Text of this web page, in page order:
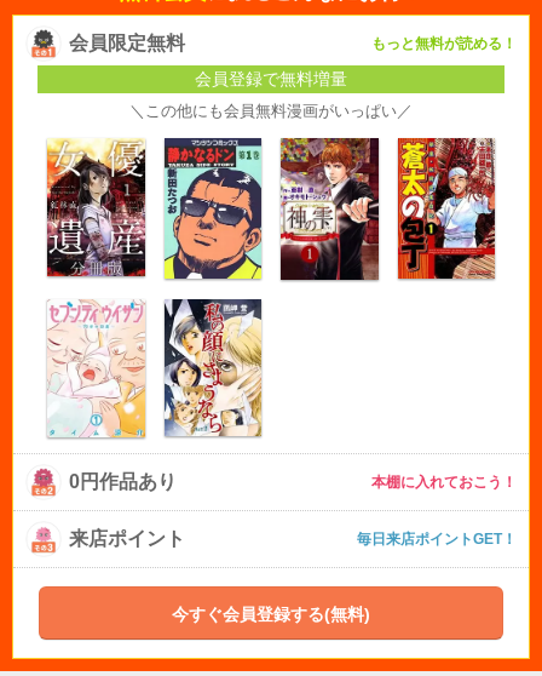
会員限定無料 もっと無料が読める！
会員登録で無料増量
＼この他にも会員無料漫画がいっぱい／
0円作品あり 本棚に入れておこう！
来店ポイント 毎日来店ポイントGET！
今すぐ会員登録する(無料)